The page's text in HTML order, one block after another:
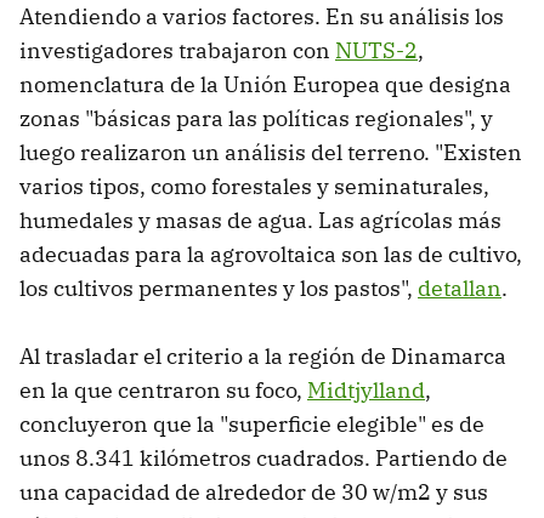
Atendiendo a varios factores. En su análisis los
investigadores trabajaron con NUTS-2,
nomenclatura de la Unión Europea que designa
zonas "básicas para las políticas regionales", y
luego realizaron un análisis del terreno. "Existen
varios tipos, como forestales y seminaturales,
humedales y masas de agua. Las agrícolas más
adecuadas para la agrovoltaica son las de cultivo,
los cultivos permanentes y los pastos", detallan.
Al trasladar el criterio a la región de Dinamarca
en la que centraron su foco, Midtjylland,
concluyeron que la "superficie elegible" es de
unos 8.341 kilómetros cuadrados. Partiendo de
una capacidad de alrededor de 30 w/m2 y sus